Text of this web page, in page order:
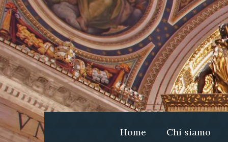
Home Chi siamo